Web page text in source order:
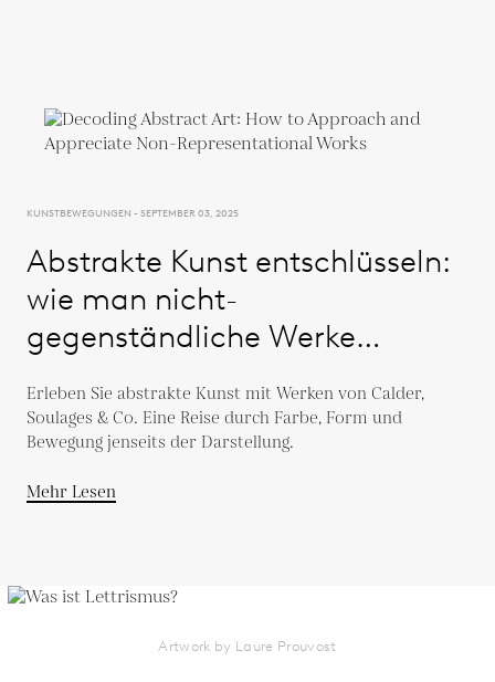
KUNSTBEWEGUNGEN - SEPTEMBER 03, 2025
Abstrakte Kunst entschlüsseln:
wie man nicht-
gegenständliche Werke
Erleben Sie abstrakte Kunst mit Werken von Calder,
Soulages & Co. Eine Reise durch Farbe, Form und
Bewegung jenseits der Darstellung.
Mehr Lesen
Artwork by Laure Prouvost